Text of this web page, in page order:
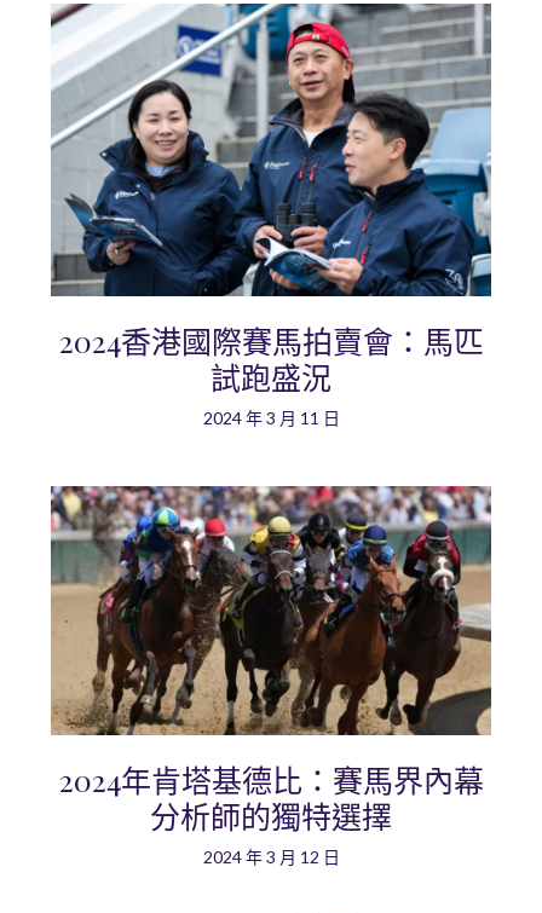
2024香港國際賽馬拍賣會：馬匹
試跑盛況
2024 年 3 月 11 日
2024年肯塔基德比：賽馬界內幕
分析師的獨特選擇
2024 年 3 月 12 日